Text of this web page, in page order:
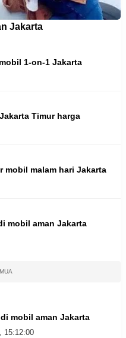
Jakarta
1-on-1 Jakarta
Timur harga
mobil malam hari Jakarta
mobil aman Jakarta
mobil aman Jakarta
15:12:00